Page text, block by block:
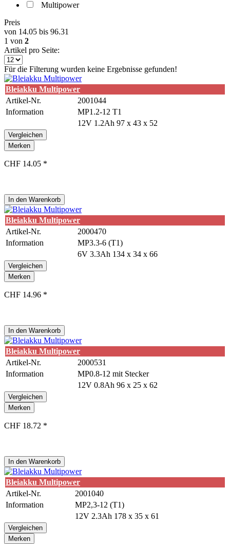
Multipower
Preis
von 14.05 bis 96.31
1 von 2
Artikel pro Seite:
Für die Filterung wurden keine Ergebnisse gefunden!
Bleiakku Multipower
Artikel-Nr.
2001044
Information
MP1.2-12 T1
12V 1.2Ah 97 x 43 x 52
Vergleichen
Merken
CHF 14.05 *
In den Warenkorb
Bleiakku Multipower
Artikel-Nr.
2000470
Information
MP3.3-6 (T1)
6V 3.3Ah 134 x 34 x 66
Vergleichen
Merken
CHF 14.96 *
In den Warenkorb
Bleiakku Multipower
Artikel-Nr.
2000531
Information
MP0.8-12 mit Stecker
12V 0.8Ah 96 x 25 x 62
Vergleichen
Merken
CHF 18.72 *
In den Warenkorb
Bleiakku Multipower
Artikel-Nr.
2001040
Information
MP2,3-12 (T1)
12V 2.3Ah 178 x 35 x 61
Vergleichen
Merken